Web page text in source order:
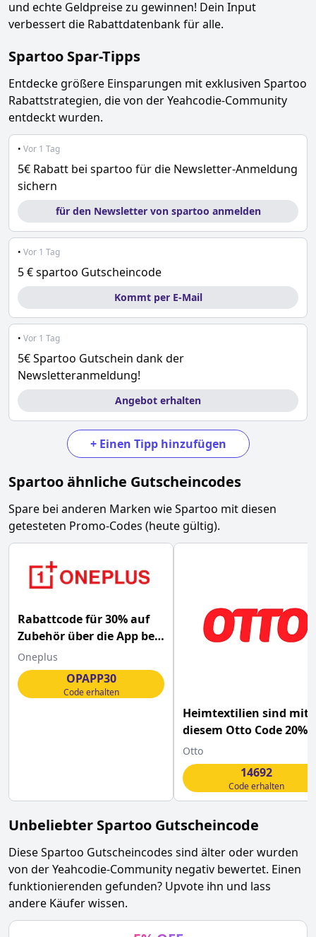
und echte Geldpreise zu gewinnen! Dein Input
verbessert die Rabattdatenbank für alle.
Spartoo Spar-Tipps
Entdecke größere Einsparungen mit exklusiven Spartoo
Rabattstrategien, die von der Yeahcodie-Community
entdeckt wurden.
• Vor 1 Tag
5€ Rabatt bei spartoo für die Newsletter-Anmeldung
sichern
für den Newsletter von spartoo anmelden
• Vor 1 Tag
5 € spartoo Gutscheincode
Kommt per E-Mail
• Vor 1 Tag
5€ Spartoo Gutschein dank der
Newsletteranmeldung!
Angebot erhalten
+ Einen Tipp hinzufügen
Spartooähnliche Gutscheincodes
Spare bei anderen Marken wieSpartoo mit diesen
getesteten Promo-Codes (heute gültig).
Rabattcode für 30% auf
Zubehör über die App bei
OnePlus
Oneplus
OPAPP30
Code erhalten
Heimtextilien sind mit
diesem Otto Code 20%
günstiger
Otto
14692
Code erhalten
Unbeliebter Spartoo Gutscheincode
DieseSpartoo Gutscheincodes sind älter oder wurden
von der Yeahcodie-Community negativ bewertet. Einen
funktionierenden gefunden? Upvote ihn und lass
andere Käufer wissen.